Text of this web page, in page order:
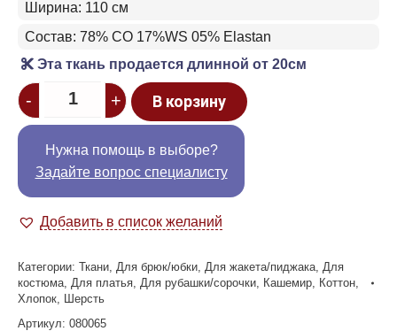
Ширина: 110 см
Состав: 78% CO 17%WS 05% Elastan
Эта ткань продается длинной от 20см
Quantity
- + В корзину
Нужна помощь в выборе?
Задайте вопрос специалисту
Добавить в список желаний
Категории: Ткани Для брюк/юбки Для жакета/пиджака Для
костюма Для платья Для рубашки/сорочки Кашемир Коттон
Хлопок Шерсть
Артикул: 080065